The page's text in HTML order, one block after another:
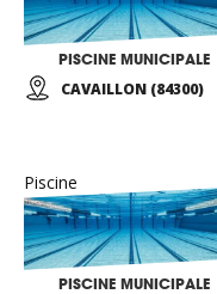
PISCINE MUNICIPALE
CAVAILLON (84300)
Piscine
PISCINE MUNICIPALE